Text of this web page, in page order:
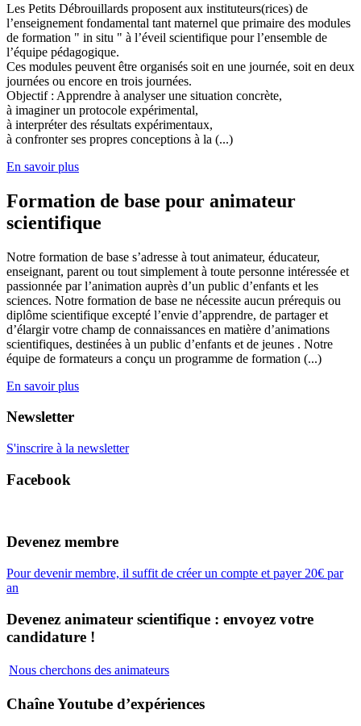
Les Petits Débrouillards proposent aux instituteurs(rices) de
l’enseignement fondamental tant maternel que primaire des modules
de formation " in situ " à l’éveil scientifique pour l’ensemble de
l’équipe pédagogique.
Ces modules peuvent être organisés soit en une journée, soit en deux
journées ou encore en trois journées.
Objectif : Apprendre à analyser une situation concrète,
à imaginer un protocole expérimental,
à interpréter des résultats expérimentaux,
à confronter ses propres conceptions à la (...)
En savoir plus
Formation de base pour animateur
scientifique
Notre formation de base s’adresse à tout animateur, éducateur,
enseignant, parent ou tout simplement à toute personne intéressée et
passionnée par l’animation auprès d’un public d’enfants et les
sciences. Notre formation de base ne nécessite aucun prérequis ou
diplôme scientifique excepté l’envie d’apprendre, de partager et
d’élargir votre champ de connaissances en matière d’animations
scientifiques, destinées à un public d’enfants et de jeunes . Notre
équipe de formateurs a conçu un programme de formation (...)
En savoir plus
Newsletter
S'inscrire à la newsletter
Facebook
Devenez membre
Pour devenir membre, il suffit de créer un compte et payer 20€ par
an
Devenez animateur scientifique : envoyez votre
candidature !
Nous cherchons des animateurs
Chaîne Youtube d’expériences